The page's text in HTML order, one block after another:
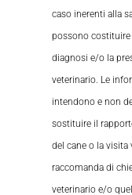
caso inerenti alla
possono
diagnosi e/o la
veterinario. Le
intendono e non
sostituire il
del cane o la visita
raccomanda di
veterinario e/o